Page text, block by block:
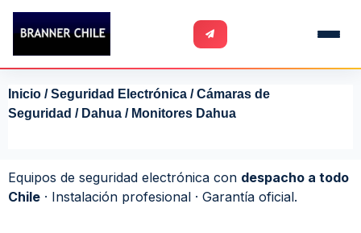
Inicio /Seguridad Electrónica /Cámaras de
Seguridad / Dahua / Monitores Dahua
Equipos de seguridad electrónica con despacho a todo
Chile · Instalación profesional · Garantía oficial.